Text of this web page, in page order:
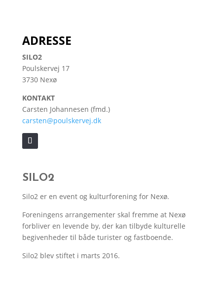
ADRESSE
SILO2
Poulskervej 17
3730 Nexø
KONTAKT
Carsten Johannesen (fmd.)
carsten@poulskervej.dk
SILO2
Silo2 er en event og kulturforening for Nexø.
Foreningens arrangementer skal fremme at Nexø
forbliver en levende by, der kan tilbyde kulturelle
begivenheder til både turister og fastboende.
Silo2 blev stiftet i marts 2016.